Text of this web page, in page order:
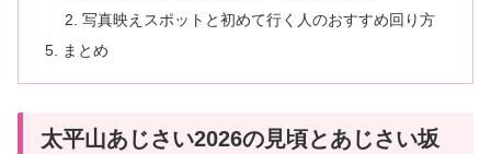
写真映えスポットと初めて行く人のおすすめ回り方
まとめ
太平山あじさい2026の見頃とあじさい坂